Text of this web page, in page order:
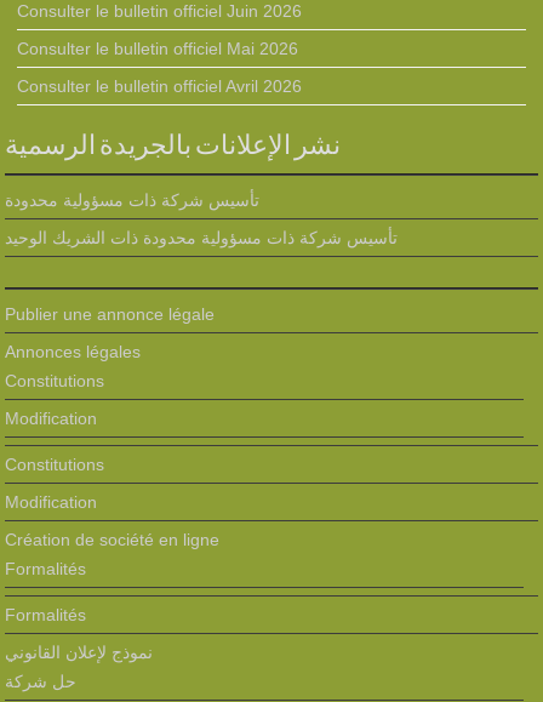
Consulter le bulletin officiel Juin 2026
Consulter le bulletin officiel Mai 2026
Consulter le bulletin officiel Avril 2026
نشر الإعلانات بالجريدة الرسمية
تأسيس شركة ذات مسؤولية محدودة
تأسيس شركة ذات مسؤولية محدودة ذات الشريك الوحيد
Publier une annonce légale
Annonces légales
Constitutions
Modification
Constitutions
Modification
Création de société en ligne
Formalités
Formalités
نموذج لإعلان القانوني
حل شركة